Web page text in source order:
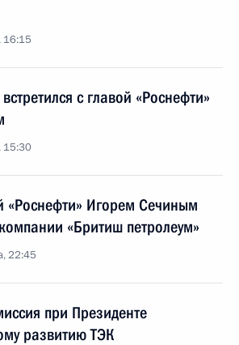
16:15
с главой «Роснефти»
15:30
«Роснефти» Игорем Сечиным
«Бритиш петролеум»
22:45
при Президенте
развитию ТЭК